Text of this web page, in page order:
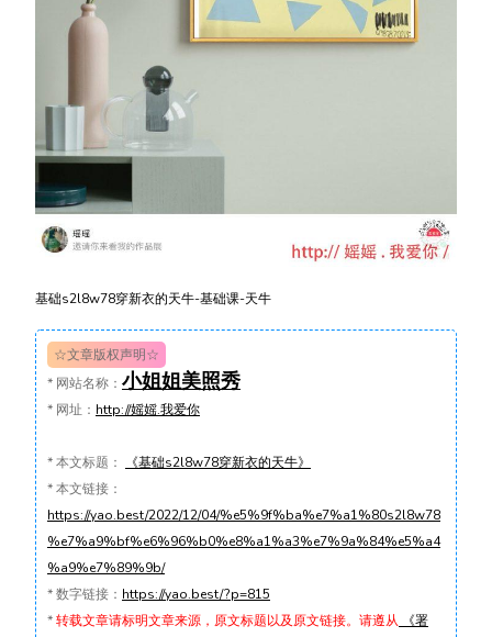
基础s2l8w78穿新衣的天牛-基础课-天牛
☆文章版权声明☆
* 网站名称： 小姐姐美照秀
* 网址： http://媱媱.我爱你
*本文标题：
《基础s2l8w78穿新衣的天牛》
*本文链接：
https://yao.best/2022/12/04/%e5%9f%ba%e7%a1%80s2l8w78
%e7%a9%bf%e6%96%b0%e8%a1%a3%e7%9a%84%e5%a4
%a9%e7%89%9b/
*数字链接： https://yao.best/?p=815
*转载文章请标明文章来源，原文标题以及原文链接。请遵从 《署